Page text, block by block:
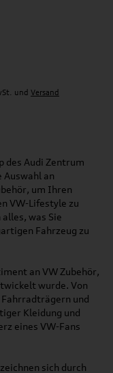
und Versand
des Audi Zentrum
an
um Ihren
VW-Lifestyle zu
was Sie
Fahrzeug zu
an VW Zubehör,
wurde. Von
und
Kleidung und
eines VW-Fans
sich durch